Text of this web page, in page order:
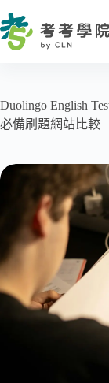
Duolingo English
必備刷題網站比較